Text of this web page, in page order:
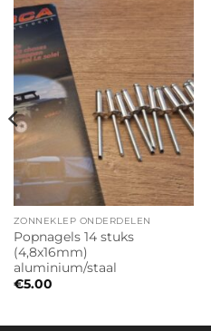
ZONNEKLEP ONDERDELEN
Popnagels 14 stuks
(4,8x16mm)
aluminium/staal
€5.00